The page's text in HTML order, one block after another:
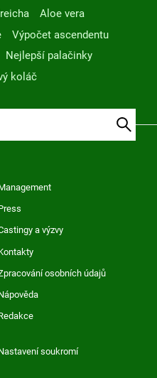
Aloe vera
Výpočet ascendentu
Nejlepší palačinky
koláč
a výzvy
osobních údajů
soukromí